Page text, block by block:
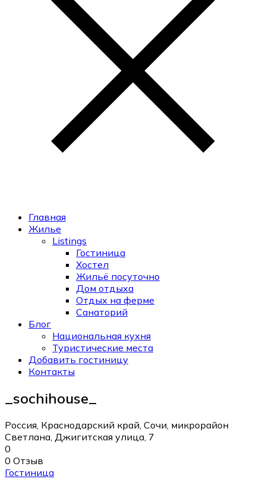
Главная
Жилье
Listings
Гостиница
Хостел
Жильё посуточно
Дом отдыха
Отдых на ферме
Санаторий
Блог
Национальная кухня
Туристические места
Добавить гостиницу
Контакты
_sochihouse_
Россия, Краснодарский край, Сочи, микрорайон
Светлана, Джигитская улица, 7
0
0 Отзыв
Гостиница